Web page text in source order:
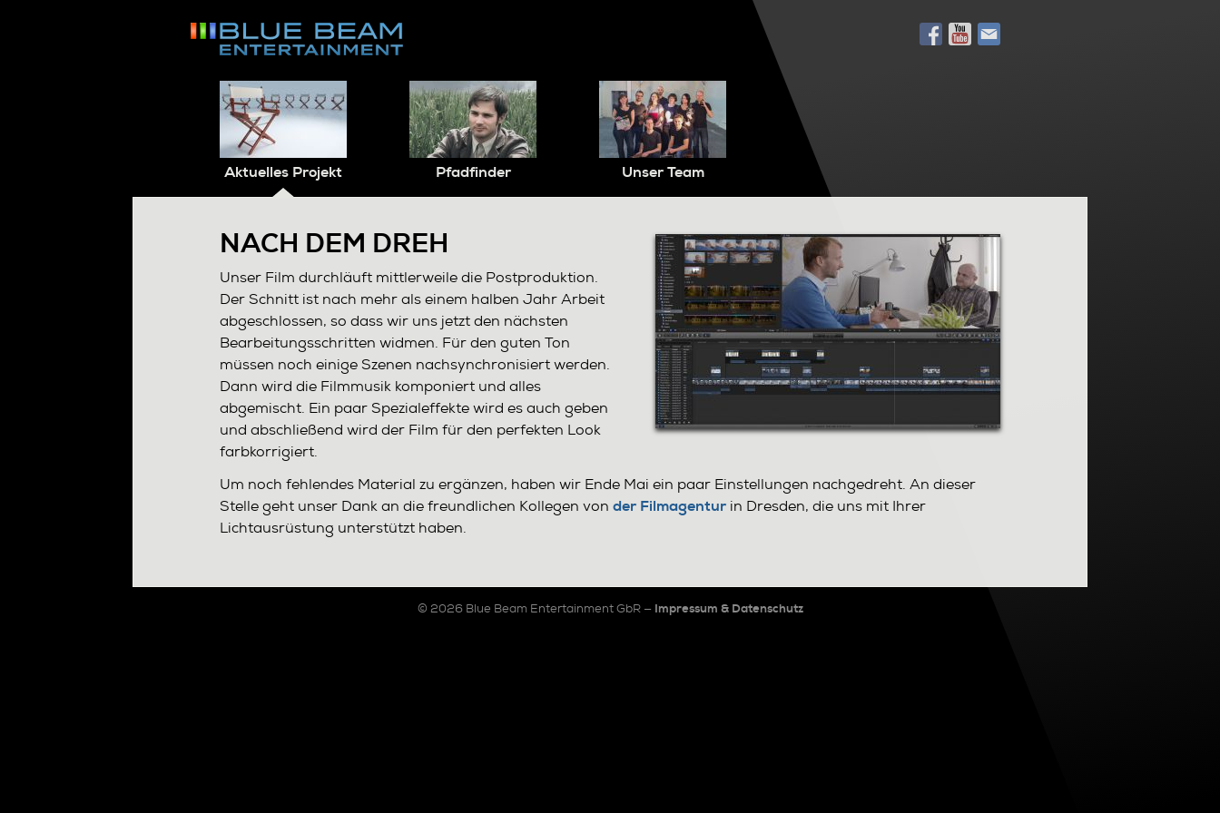
Navigation
überspringen
Aktuelles Projekt Pfadfinder Unser Team
NACH DEM DREH
Unser Film durchläuft mittlerweile die Postproduktion.
Der Schnitt ist nach mehr als einem halben Jahr Arbeit
abgeschlossen, so dass wir uns jetzt den nächsten
Bearbeitungsschritten widmen. Für den guten Ton
müssen noch einige Szenen nachsynchronisiert werden.
Dann wird die Filmmusik komponiert und alles
abgemischt. Ein paar Spezialeffekte wird es auch geben
und abschließend wird der Film für den perfekten Look
farbkorrigiert.
Um noch fehlendes Material zu ergänzen, haben wir Ende Mai ein paar Einstellungen nachgedreht. An dieser
Stelle geht unser Dank an die freundlichen Kollegen von der Filmagentur in Dresden, die uns mit Ihrer
Lichtausrüstung unterstützt haben.
© 2026 Blue Beam Entertainment GbR — Impressum & Datenschutz